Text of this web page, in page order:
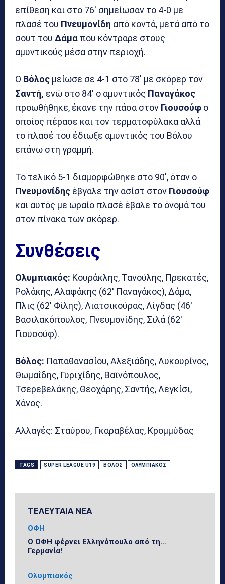
επίθεση και στο 76′ σημείωσαν το 4-0 με
πλασέ του Πνευμονίδη από κοντά, μετά από το
σουτ του Δάμα που κόντραρε στους
αμυντικούς μέσα στην περιοχή.
Ο Βόλος μείωσε σε 4-1 στο 78′ με σκόρερ τον
Σαντή, ενώ στο 84′ ο αμυντικός Παναγάκος
προωθήθηκε, έκανε την πάσα στον Γιουσούφ ο
οποίος πέρασε και τον τερματοφύλακα αλλά
το πλασέ του έδιωξε αμυντικός του Βόλου
επάνω στη γραμμή.
Το τελικό 5-1 διαμορφώθηκε στο 90′, όταν ο
Πνευμονίδης έβγαλε την ασίστ στον Γιουσούφ
και αυτός με ωραίο πλασέ έβαλε το όνομά του
στον πίνακα των σκόρερ.
Συνθέσεις
Ολυμπιακός: Κουράκλης, Τανούλης, Πρεκατές,
Ρολάκης, Αλαφάκης (62′ Παναγάκος), Δάμα,
Πλις (62′ Φίλης), Λιατσικούρας, Λίγδας (46′
Βασιλακόπουλος, Πνευμονίδης, Σιλά (62′
Γιουσούφ).
Βόλος: Παπαθανασίου, Αλεξιάδης, Λυκουρίνος,
Θωμαΐδης, Γυριχίδης, Βαϊνόπουλος,
Τσερεβελάκης, Θεοχάρης, Σαντής, Λεγκίσι,
Χάνος.
Αλλαγές: Σταύρου, Γκαραβέλας, Κρομμύδας
TAGS SUPER LEAGUE U19 ΒΌΛΟΣ ΟΛΥΜΠΙΑΚΌΣ
ΤΕΛΕΥΤΑΙΑ ΝΕΑ
ΟΦΗ
Ο ΟΦΗ φέρνει Ελληνόπουλο από τη…
Γερμανία!
Ολυμπιακός